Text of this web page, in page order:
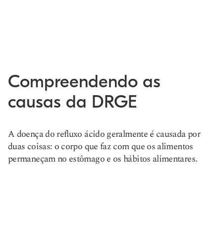
Compreendendo as
causas da DRGE
A doença do refluxo ácido geralmente é causada por
duas coisas: o corpo que faz com que os alimentos
permaneçam no estômago e os hábitos alimentares.